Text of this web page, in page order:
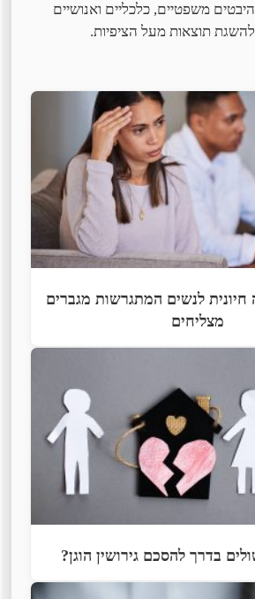
היבטים משפטיים, כלכליים ואנושיים
להשגת תוצאות מעל הציפיות.
חיונית לנשים המתגרשות מגברים
מצליחים
בדרך להסכם גירושין הוגן?